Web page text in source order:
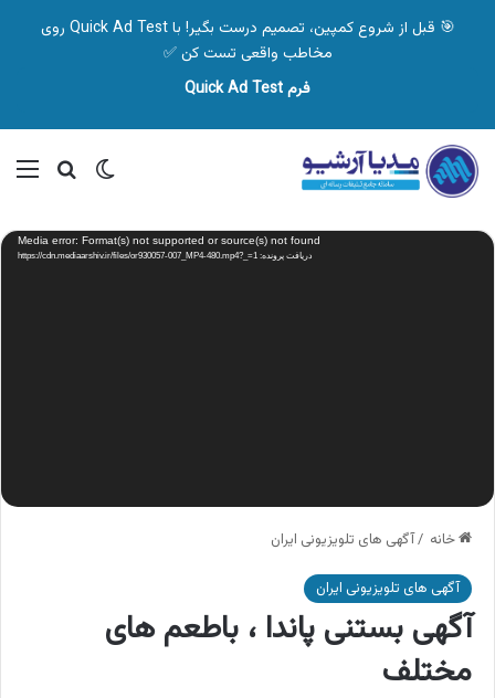
🎯 قبل از شروع کمپین، تصمیم درست بگیر! با Quick Ad Test روی
مخاطب واقعی تست کن ✅
فرم Quick Ad Test
تغییر پوسته
نمایشگر
ویدیو Media error: Format(s) not supported or source(s) not found
دریافت پرونده: https://cdn.mediaarshiv.ir/files/or930057-007_MP4-480.mp4?_=1
خانه /آگهی های تلویزیونی ایران
آگهی های تلویزیونی ایران
آگهی بستنی پاندا ، باطعم های
مختلف